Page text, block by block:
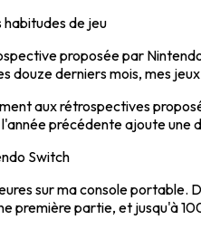
de jeu
proposée par
douze derniers mois, mes
aux rétrospectives
précédente ajoute une
Switch
sur ma console
première partie, et jusqu'à